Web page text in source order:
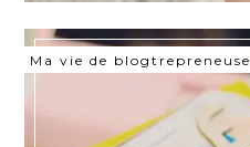
Ma vie de blogtrepreneuse